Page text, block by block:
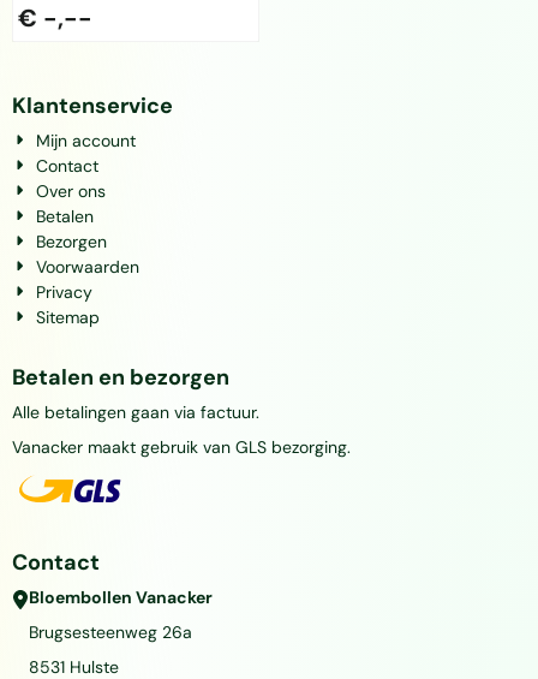
€ -,--
Klantenservice
Mijn account
Contact
Over ons
Betalen
Bezorgen
Voorwaarden
Privacy
Sitemap
Betalen en bezorgen
Alle betalingen gaan via factuur.
Vanacker maakt gebruik van GLS bezorging.
Contact
Bloembollen Vanacker
Brugsesteenweg 26a
8531 Hulste